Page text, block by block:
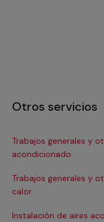
Otros servicios
Trabajos generales y
acondicionado
Trabajos generales y
calor
Instalación de aires